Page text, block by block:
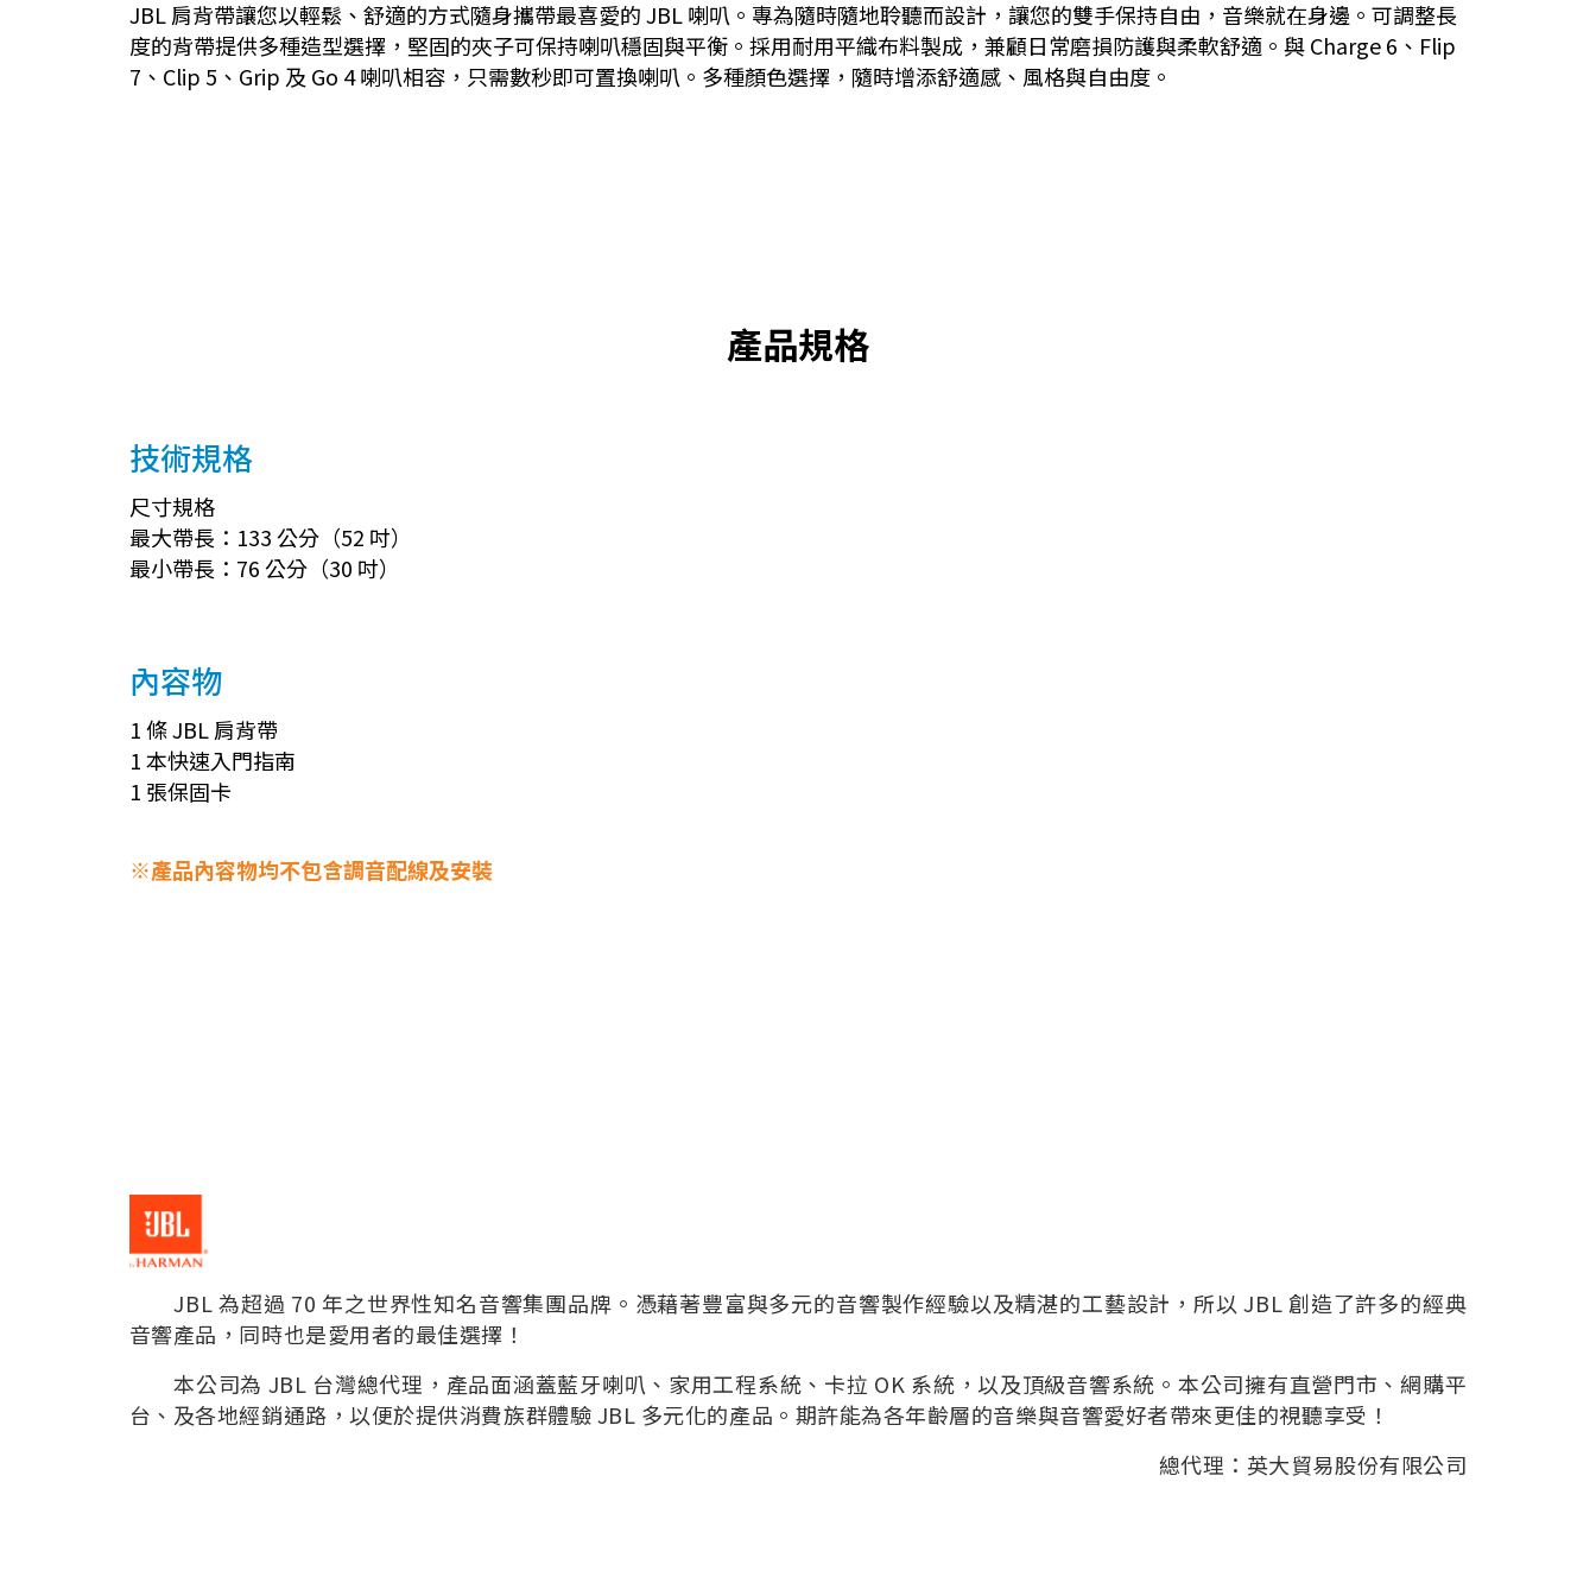
JBL 肩背帶讓您以輕鬆、舒適的方式隨身攜帶最喜愛的 JBL 喇叭。專為隨時隨地聆聽而設計，讓您的雙手保持自由，音樂就在身邊。可調整長
度的背帶提供多種造型選擇，堅固的夾子可保持喇叭穩固與平衡。採用耐用平織布料製成，兼顧日常磨損防護與柔軟舒適。與 Charge 6、Flip
7、Clip 5、Grip 及 Go 4 喇叭相容，只需數秒即可置換喇叭。多種顏色選擇，隨時增添舒適感、風格與自由度。
產品規格
技術規格
尺寸規格
最大帶長：133 公分（52 吋）
最小帶長：76 公分（30 吋）
內容物
1 條 JBL 肩背帶
1 本快速入門指南
1 張保固卡
※產品內容物均不包含調音配線及安裝
JBL 為超過 70 年之世界性知名音響集團品牌。憑藉著豐富與多元的音響製作經驗以及精湛的工藝設計，所以 JBL 創造了許多的經典
音響產品，同時也是愛用者的最佳選擇！
本公司為 JBL 台灣總代理，產品面涵蓋藍牙喇叭、家用工程系統、卡拉 OK 系統，以及頂級音響系統。本公司擁有直營門市、網購平
台、及各地經銷通路，以便於提供消費族群體驗 JBL 多元化的產品。期許能為各年齡層的音樂與音響愛好者帶來更佳的視聽享受！
總代理：英大貿易股份有限公司